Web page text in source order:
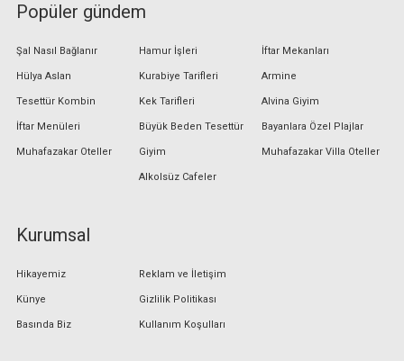
Popüler gündem
Şal Nasıl Bağlanır
Hülya Aslan
Tesettür Kombin
İftar Menüleri
Muhafazakar Oteller
Hamur İşleri
Kurabiye Tarifleri
Kek Tarifleri
Büyük Beden Tesettür
Giyim
Alkolsüz Cafeler
İftar Mekanları
Armine
Alvina Giyim
Bayanlara Özel Plajlar
Muhafazakar Villa Oteller
Kurumsal
Hikayemiz
Künye
Basında Biz
Reklam ve İletişim
Gizlilik Politikası
Kullanım Koşulları